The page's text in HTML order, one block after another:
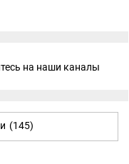
на наши каналы
(145)